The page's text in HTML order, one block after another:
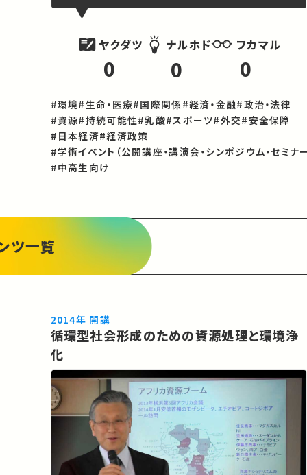
ヤクダツ
0
ナルホド
0
フカマル
0
#環境#生命・医療#国際関係#経済・金融#政治・法律
#資源#持続可能性#乳酸#スポーツ#外交#安全保障
#日本経済#経済政策
#学術イベント（公開講座・講演会・シンポジウム・セミナ
#中高生向け
ツ一覧
2014年 開講
循環型社会形成のための資源処理と環境浄
化